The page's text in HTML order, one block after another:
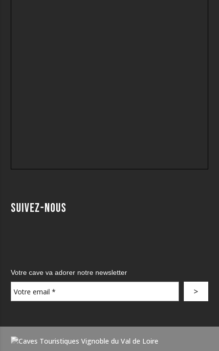
Suivez-nous
Votre cave va adorer notre newsletter